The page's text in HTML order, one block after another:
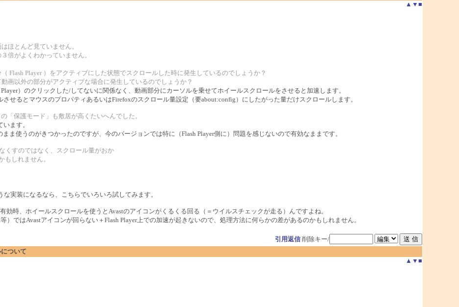
▲ ▼ ■
ほとんど見ていません。
倍がよくわかっていません。
Flash Player ）をアクティブにした状態でスクロールした時に発生しているのでしょうか？
画以外の部分がアクティブな場合に発生しているのでしょうか？
）のクリックした/してないに関係なく、動画部分にカーソルを乗せてホイールスクロールをさせると加速します。
させるとマウスのプロパティあるいはFirefoxのスクロール量設定（要about:config）にしたがった量だけスクロールします。
「保護モード」も敷居が高くたいへんでした。
ます。
ま使うのがきつかったのですが、今のバージョンでは特に（Flash Player側に）問題を感じないので有効なままです。
くすのではなく、スクロール量がおか
もしれません。
実装になるなら、こちらでいろいろ試してみます。
効時、ホイールスクロールを使うとAvastのアイコンがくるくる回る（＝ウイルスチェックが走る）んですよね。
）ではAvastアイコンが回らない＋Flash Player上での加速が起きないので、処理方法に何らかの差があるのかもしれません。
引用返信 削除キー/
ついて
▲ ▼ ■